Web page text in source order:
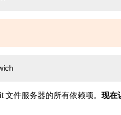
文件服务器的所有依赖项。 现在